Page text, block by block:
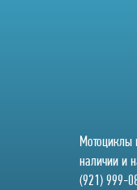
Мотоциклы
наличии и
(921) 999-